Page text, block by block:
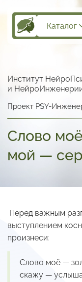
Каталог
Институт
и
Проект PSY-
Слово
мой —
Перед важным
выступлением
произнеси:
Слово моё —
скажу —